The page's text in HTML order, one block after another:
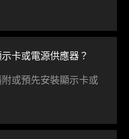
示卡或電源供應器 ？
附或預先安裝顯示卡或